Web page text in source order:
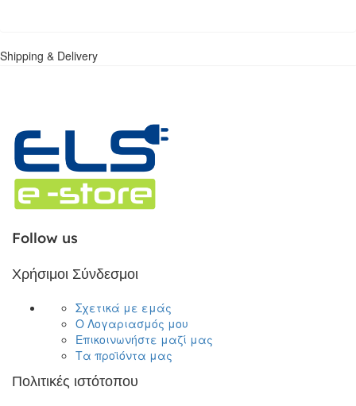
Shipping & Delivery
Follow us
Χρήσιμοι Σύνδεσμοι
Σχετικά με εμάς
Ο Λογαριασμός μου
Επικοινωνήστε μαζί μας
Τα προϊόντα μας
Πολιτικές ιστότοπου